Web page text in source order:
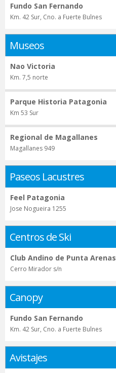
Fundo San Fernando
Km. 42 Sur, Cno. a Fuerte Bulnes
Museos
Nao Victoria
Km. 7,5 norte
Parque Historia Patagonia
Km 53 Sur
Regional de Magallanes
Magallanes 949
Paseos Lacustres
Feel Patagonia
Jose Nogueira 1255
Centros de Ski
Club Andino de Punta Arenas
Cerro Mirador s/n
Canopy
Fundo San Fernando
Km. 42 Sur, Cno. a Fuerte Bulnes
Avistajes